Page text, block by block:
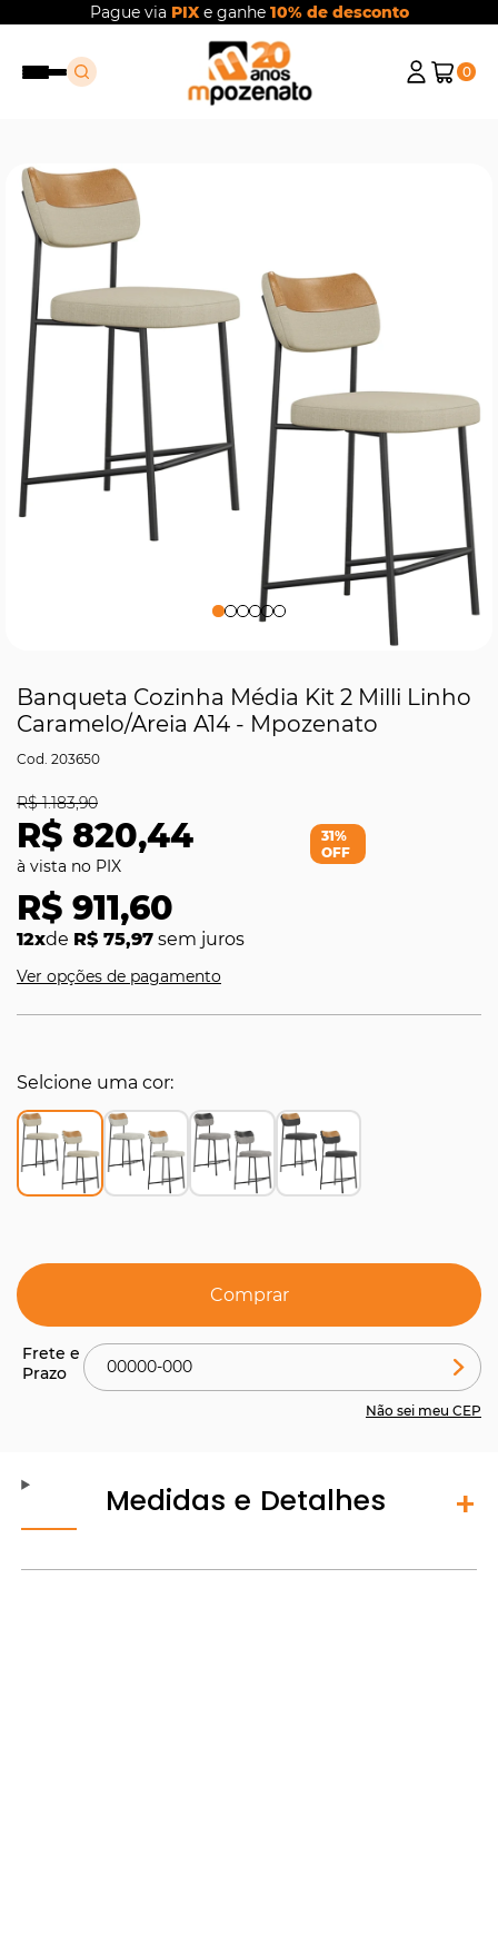
Pague via PIXe ganhe 10% de desconto
0
Banqueta Cozinha Média Kit 2 Milli Linho
Caramelo/Areia A14 - Mpozenato
203650
R$ 820,44
R$ 1.183,90
R$ 911,60
12xde R$ 75,97 sem juros
31%
OFF
Ver opções de pagamento
Selcione uma cor
Comprar
Não sei meu CEP
Medidas e Detalhes